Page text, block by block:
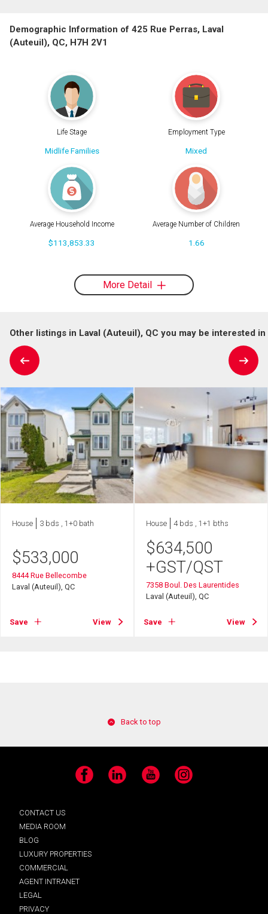
Demographic Information of 425 Rue Perras, Laval
(Auteuil), QC, H7H 2V1
Life Stage
Midlife Families
Employment Type
Mixed
Average Household Income
$113,853.33
Average Number of Children
1.66
More Detail
Other listings in Laval (Auteuil), QC you may be interested in
House 3 bds , 1+0 bath
$533,000
8444 Rue Bellecombe
Laval (Auteuil), QC
Save View
House 4 bds , 1+1 bths
$634,500
+GST/QST
7358 Boul. Des Laurentides
Laval (Auteuil), QC
Save View
Back to top
Facebook LinkedIn YouTube Instagram
CONTACT US
MEDIA ROOM
BLOG
LUXURY PROPERTIES
COMMERCIAL
AGENT INTRANET
LEGAL
PRIVACY